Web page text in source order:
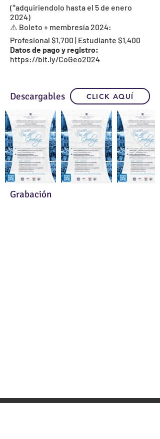
(*adquiriendolo hasta el 5 de enero
2024)
⚠️ Boleto + membresía 2024:
Profesional $1,700 | Estudiante $1,400
Datos de pago y registro:
https://bit.ly/CoGeo2024
Descargables CLICK AQUÍ
Grabación